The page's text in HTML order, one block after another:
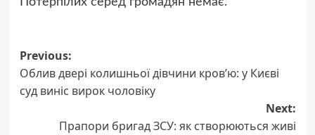
Post
navigation
Previous:
Облив двері колишньої дівчини кров’ю: у Києві
суд виніс вирок чоловіку
Next:
Прапори бригад ЗСУ: як створюються живі